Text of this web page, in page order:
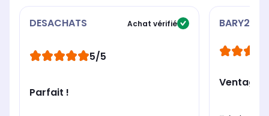
DESACHATS Achat vérifié
5/5
Parfait !
Ventage